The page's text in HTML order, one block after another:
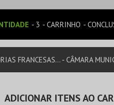
3 CARRINHO
FRANCESAS... - CÂMARA
ADICIONAR ITENS AO